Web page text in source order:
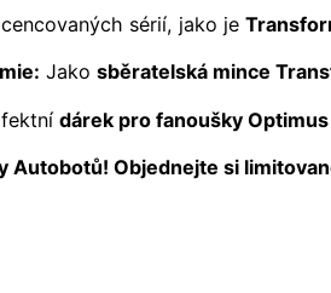
sérií, jako je
Jako sběratelská mince
dárek pro fanoušky
Autobotů! Objednejte si